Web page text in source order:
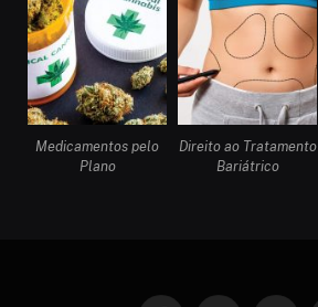
Medicamentos pelo
Plano
Direito ao Tratamento
Bariátrico